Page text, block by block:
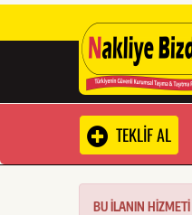
TEKLİF AL
BU İLANIN